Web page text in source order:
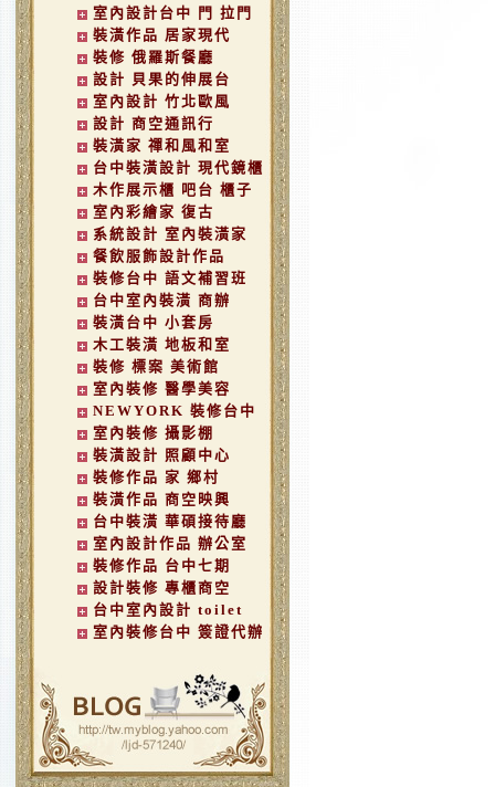
室內設計台中 門 拉門
裝潢作品 居家現代
裝修 俄羅斯餐廳
設計 貝果的伸展台
室內設計 竹北歐風
設計 商空通訊行
裝潢家 禪和風和室
台中裝潢設計 現代鏡櫃
木作展示櫃 吧台 櫃子
室內彩繪家 復古
系統設計 室內裝潢家
餐飲服飾設計作品
裝修台中 語文補習班
台中室內裝潢 商辦
裝潢台中 小套房
木工裝潢 地板和室
裝修 標案 美術館
室內裝修 醫學美容
NEWYORK 裝修台中
室內裝修 攝影棚
裝潢設計 照顧中心
裝修作品 家 鄉村
裝潢作品 商空映興
台中裝潢 華碩接待廳
室內設計作品 辦公室
裝修作品 台中七期
設計裝修 專櫃商空
台中室內設計 toilet
室內裝修台中 簽證代辦